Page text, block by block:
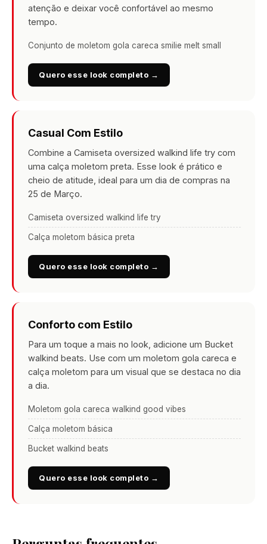
atenção e deixar você confortável ao mesmo
tempo.
Conjunto de moletom gola careca smilie melt small
Quero esse look completo →
Casual Com Estilo
Combine a Camiseta oversized walkind life try com
uma calça moletom preta. Esse look é prático e
cheio de atitude, ideal para um dia de compras na
25 de Março.
Camiseta oversized walkind life try
Calça moletom básica preta
Quero esse look completo →
Conforto com Estilo
Para um toque a mais no look, adicione um Bucket
walkind beats. Use com um moletom gola careca e
calça moletom para um visual que se destaca no dia
a dia.
Moletom gola careca walkind good vibes
Calça moletom básica
Bucket walkind beats
Quero esse look completo →